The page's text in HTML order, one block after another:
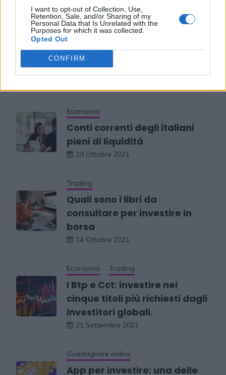
I want to opt-out of Collection, Use,
Retention, Sale, and/or Sharing of my
Personal Data that Is Unrelated with the
Purposes for which it was collected.
Opted Out
CONFIRM
Recent Posts
Senza categoria
Super Fibra WINDTRE – La
migliore sul mercato
Economia
Conti correnti degli italiani
pieni di liquidità
19 Ottobre 2021
Trading
Quali sono i libri da
consultare per investire in
borsa
14 Ottobre 2021
Economia Trading
I Btp e Cct: investire nei
cinque titoli più richiesti dagli
investitori globali.
21 Settembre 2021
Guadagnare online
App per investire: una delle